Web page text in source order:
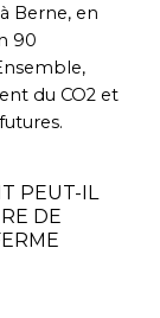
Berne, en
90
du CO2 et
PEUT-IL
DE